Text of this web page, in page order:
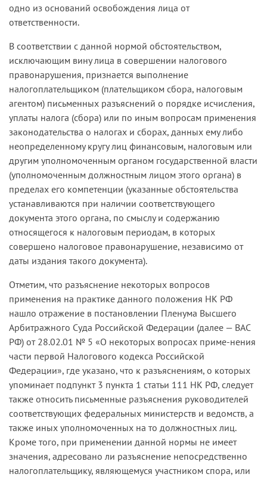
одно из оснований освобождения лица от
ответственности.
В соответствии с данной нормой обстоятельством,
исключающим вину лица в совершении налогового
правонарушения, признается выполнение
налогоплательщиком (плательщиком сбора, налоговым
агентом) письменных разъяснений о порядке исчисления,
уплаты налога (сбора) или по иным вопросам применения
законодательства о налогах и сборах, данных ему либо
неопределенному кругу лиц финансовым, налоговым или
другим уполномоченным органом государственной власти
(уполномоченным должностным лицом этого органа) в
пределах его компетенции (указанные обстоятельства
устанавливаются при наличии соответствующего
документа этого органа, по смыслу и содержанию
относящегося к налоговым периодам, в которых
совершено налоговое правонарушение, независимо от
даты издания такого документа).
Отметим, что разъяснение некоторых вопросов
применения на практике данного положения НК РФ
нашло отражение в постановлении Пленума Высшего
Арбитражного Суда Российской Федерации (далее — ВАС
РФ) от 28.02.01 № 5 «О некоторых вопросах приме-нения
части первой Налогового кодекса Российской
Федерации», где указано, что к разъяснениям, о которых
упоминает подпункт 3 пункта 1 статьи 111 НК РФ, следует
также относить письменные разъяснения руководителей
соответствующих федеральных министерств и ведомств, а
также иных уполномоченных на то должностных лиц.
Кроме того, при применении данной нормы не имеет
значения, адресовано ли разъяснение непосредственно
налогоплательщику, являющемуся участником спора, или